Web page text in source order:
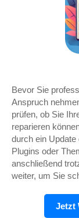
Bevor Sie
Anspruch
prüfen, ob Sie
reparieren
durch ein
Plugins oder
anschließend
weiter, um Sie
Jetzt